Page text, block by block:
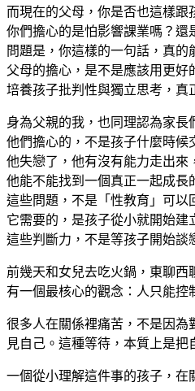
而現在的父母，你是否也這樣跟
你們擔心的是怕影響課業嗎？還
問題是，你這樣的一句話，真的
父母的擔心，是不是應該用更好
培養孩子批判性與獨立思考，真
身為父親的我，也同理認為家長
他們擔心的，不是孩子什麼時候
他失戀了，他有沒有能力走出來
他能不能找到一個真正一起成長
這些問題，不是「性教育」可以
它需要的，是孩子從小就開始建
這些判斷力，不是等孩子開始談
前幾天和女兒去吃火鍋，東聊西
有一個最核心的觀念：人只能控
很多人在關係裡痛苦，不是因為
見自己。這種等待，本質上是把
一個從小理解這件事的孩子，在